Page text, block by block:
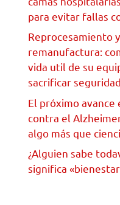
para evitar fallas
Reprocesamiento y
remanufactura:
vida util de su
sacrificar seguridad
El próximo avance
contra el
algo más que
¿Alguien sabe
significa